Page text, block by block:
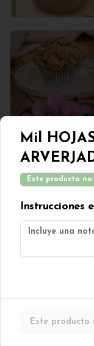
Mil
Este producto
Instrucciones
Este producto